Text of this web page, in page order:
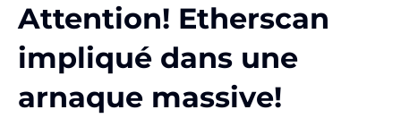
Attention! Etherscan
impliqué dans une
arnaque massive!